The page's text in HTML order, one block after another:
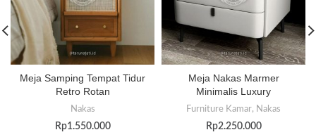
Meja Samping Tempat Tidur
Retro Rotan
Nakas
Rp1.550.000
Meja Nakas Marmer
Minimalis Luxury
Furniture Kamar, Nakas
Rp2.250.000